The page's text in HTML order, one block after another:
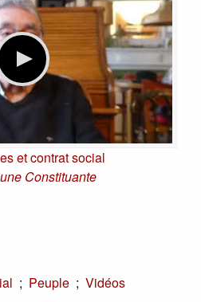
et contrat social
Constituante
; Peuple ; Vidéos